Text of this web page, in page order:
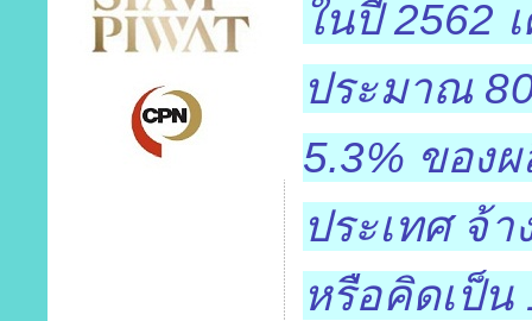
ในปี 2562
ประมาณ
5.3% ของ
ประเทศ จ้
หรือคิดเป็น